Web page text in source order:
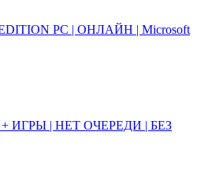
PC | ОНЛАЙН | Microsoft
+ ИГРЫ | НЕТ ОЧЕРЕДИ | БЕЗ